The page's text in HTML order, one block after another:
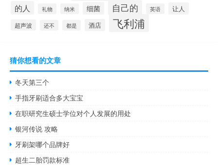
的人 礼物 纳米 细菌 自己的 英语 让人
超声波 还不 都是 酒店 飞利浦
猜你想看的文章
冬天第三个
手指牙刷适合多大宝宝
在职研究生硕士学位对个人发展的用处
银河传说 攻略
牙刷架哪个品牌好
超生二胎罚款标准